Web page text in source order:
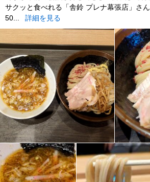
サクッと食べれる「舎鈴 プレナ幕張店」さ
50...
詳細を見る